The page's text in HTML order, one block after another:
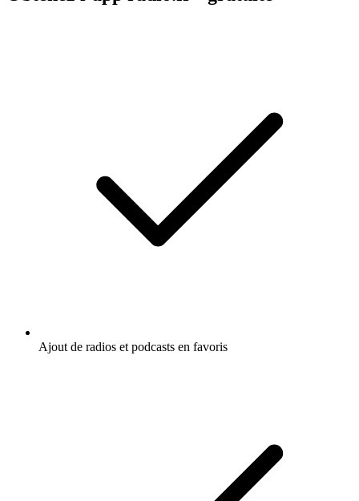
Ajout de radios et podcasts en favoris